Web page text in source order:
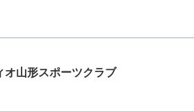
オ山形スポーツクラブ